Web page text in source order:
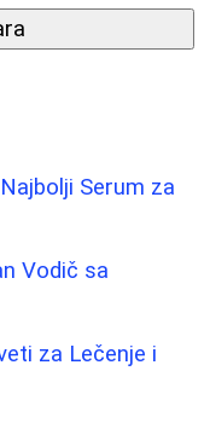
Serum za
Vodič sa
za Lečenje i